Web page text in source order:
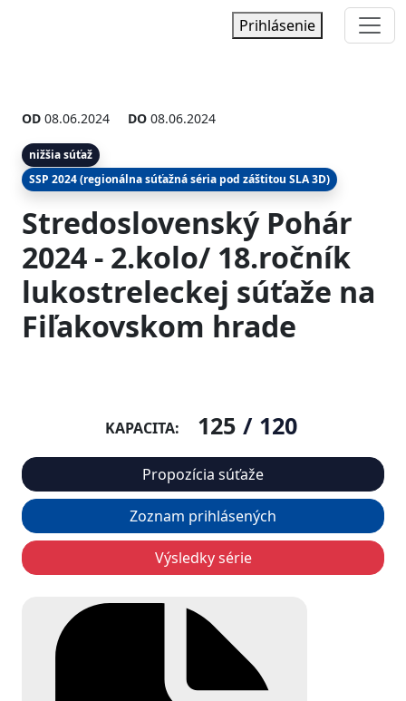
Prihlásenie
OD 08.06.2024 DO 08.06.2024
nižšia súťaž
SSP 2024 (regionálna súťažná séria pod záštitou SLA 3D)
Stredoslovenský Pohár
2024 - 2.kolo/ 18.ročník
lukostreleckej súťaže na
Fiľakovskom hrade
KAPACITA: 125 / 120
Propozícia súťaže
Zoznam prihlásených
Výsledky série